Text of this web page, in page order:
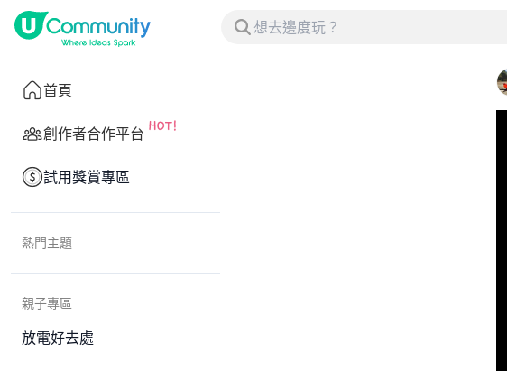
首頁
創作者合作平台
試用獎賞專區
熱門主題
親子專區
放電好去處